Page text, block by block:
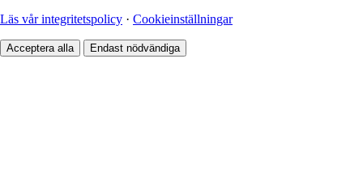
Läs vår integritetspolicy · Cookieinställningar
Acceptera alla Endast nödvändiga